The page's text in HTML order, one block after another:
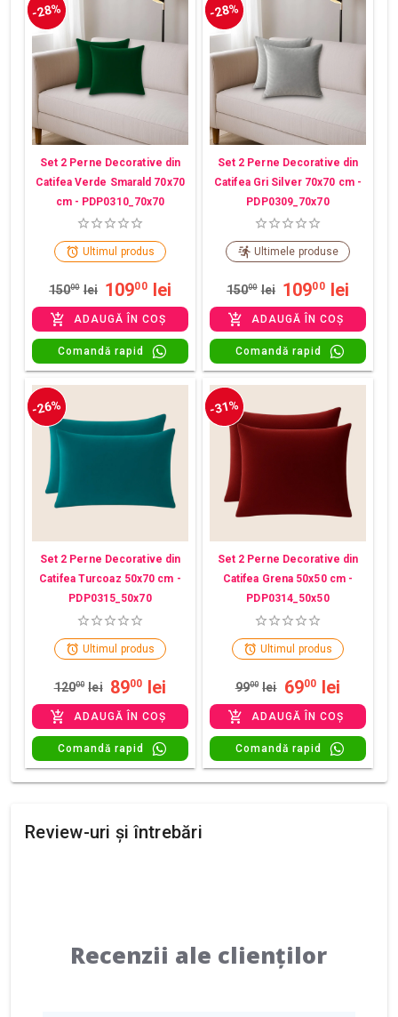
-28%
Set 2 Perne Decorative din
Catifea Verde Smarald 70x70
cm - PDP0310_70x70
Ultimul produs
15000 lei 10900 lei
ADAUGĂ ÎN COȘ
Comandă rapid
-28%
Set 2 Perne Decorative din
Catifea Gri Silver 70x70 cm -
PDP0309_70x70
Ultimele produse
15000 lei 10900 lei
ADAUGĂ ÎN COȘ
Comandă rapid
-26%
Set 2 Perne Decorative din
Catifea Turcoaz 50x70 cm -
PDP0315_50x70
Ultimul produs
12000 lei 8900 lei
ADAUGĂ ÎN COȘ
Comandă rapid
-31%
Set 2 Perne Decorative din
Catifea Grena 50x50 cm -
PDP0314_50x50
Ultimul produs
9900 lei 6900 lei
ADAUGĂ ÎN COȘ
Comandă rapid
Review-uri și întrebări
Recenzii ale clienților